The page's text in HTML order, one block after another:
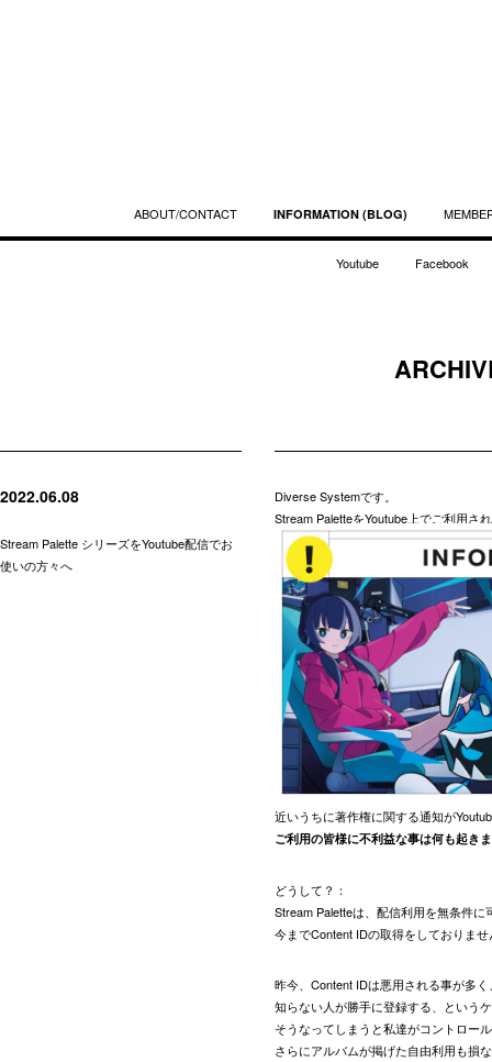
ABOUT/CONTACT INFORMATION (BLOG)
Youtube Facebook
2022.06.08
Stream Palette シリーズをYoutube配信でお
使いの方々へ
Diverse Systemです。
Stream PaletteをYoutube上でご利用さ
近いうちに著作権に関する通知が
ご利用の皆様に不利益な事は何も起き
どうして？：
Stream Paletteは、配信利用を無条件に
今までContent IDの取得をしておりま
昨今、Content IDは悪用される事が多く
知らない人が勝手に登録する、という
そうなってしまうと私達がコントロー
さらにアルバムが掲げた自由利用も損